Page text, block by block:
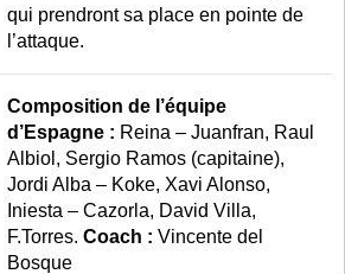
qui prendront sa place en pointe de
l’attaque.
Composition de l’équipe
d’Espagne : Reina – Juanfran, Raul
Albiol, Sergio Ramos (capitaine),
Jordi Alba – Koke, Xavi Alonso,
Iniesta – Cazorla, David Villa,
F.Torres. Coach : Vincente del
Bosque